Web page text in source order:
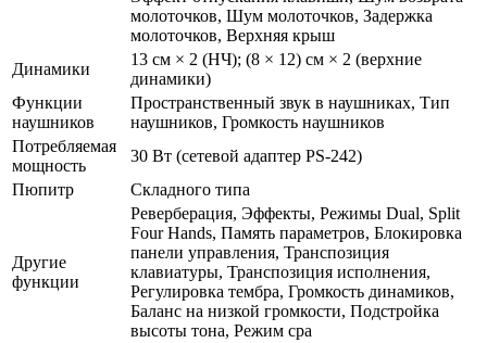
молоточков, Шум молоточков, Задержка
молоточков, Верхняя крыш
Динамики
13 см × 2 (НЧ); (8 × 12) см × 2 (верхние
динамики)
Функции
наушников
Пространственный звук в наушниках, Тип
наушников, Громкость наушников
Потребляемая
мощность
30 Вт (сетевой адаптер PS-242)
Пюпитр
Складного типа
Другие
функции
Реверберация, Эффекты, Режимы Dual, Split
Four Hands, Память параметров, Блокировка
панели управления, Транспозиция
клавиатуры, Транспозиция исполнения,
Регулировка тембра, Громкость динамиков,
Баланс на низкой громкости, Подстройка
высоты тона, Режим сра